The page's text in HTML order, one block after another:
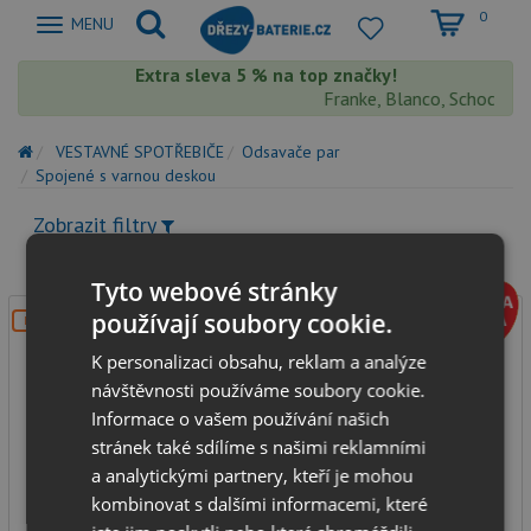
Zobrazit
MENU 0
Extra sleva 5 % na top značky!
Franke, Blanco, Schock,
VESTAVNÉ SPOTŘEBIČE
Odsavače par
Spojené s varnou deskou
Zobrazit filtry
DOPRAVA ZDARMA
Concept IDV6083bc
Tyto webové stránky
používají soubory cookie.
K personalizaci obsahu, reklam a analýze
návštěvnosti používáme soubory cookie.
Informace o vašem používání našich
stránek také sdílíme s našimi reklamními
a analytickými partnery, kteří je mohou
kombinovat s dalšími informacemi, které